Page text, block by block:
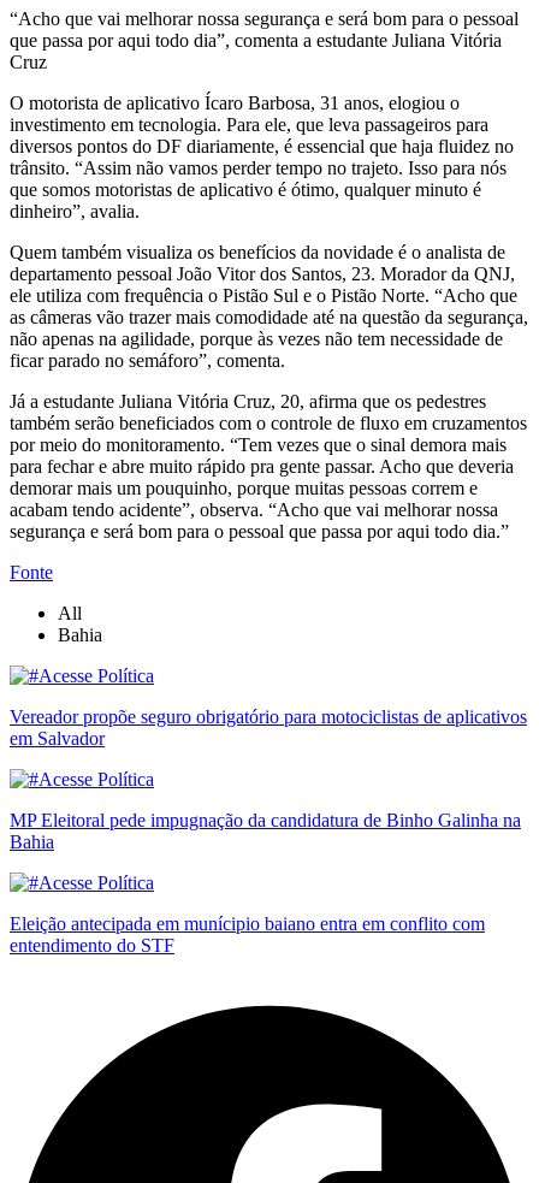
“Acho que vai melhorar nossa segurança e será bom para o pessoal
que passa por aqui todo dia”, comenta a estudante Juliana Vitória
Cruz
O motorista de aplicativo Ícaro Barbosa, 31 anos, elogiou o
investimento em tecnologia. Para ele, que leva passageiros para
diversos pontos do DF diariamente, é essencial que haja fluidez no
trânsito. “Assim não vamos perder tempo no trajeto. Isso para nós
que somos motoristas de aplicativo é ótimo, qualquer minuto é
dinheiro”, avalia.
Quem também visualiza os benefícios da novidade é o analista de
departamento pessoal João Vitor dos Santos, 23. Morador da QNJ,
ele utiliza com frequência o Pistão Sul e o Pistão Norte. “Acho que
as câmeras vão trazer mais comodidade até na questão da segurança,
não apenas na agilidade, porque às vezes não tem necessidade de
ficar parado no semáforo”, comenta.
Já a estudante Juliana Vitória Cruz, 20, afirma que os pedestres
também serão beneficiados com o controle de fluxo em cruzamentos
por meio do monitoramento. “Tem vezes que o sinal demora mais
para fechar e abre muito rápido pra gente passar. Acho que deveria
demorar mais um pouquinho, porque muitas pessoas correm e
acabam tendo acidente”, observa. “Acho que vai melhorar nossa
segurança e será bom para o pessoal que passa por aqui todo dia.”
Fonte
All
Bahia
Vereador propõe seguro obrigatório para motociclistas de aplicativos
em Salvador
MP Eleitoral pede impugnação da candidatura de Binho Galinha na
Bahia
Eleição antecipada em munícipio baiano entra em conflito com
entendimento do STF